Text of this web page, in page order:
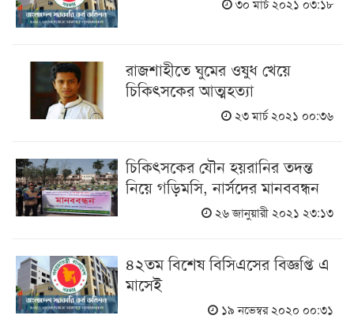
৩০ মার্চ ২০২১ ০৩:১৮
রাজশাহীতে ঘুমের ওষুধ খেয়ে
চিকিৎসকের আত্মহত্যা
২৩ মার্চ ২০২১ ০০:৩৬
চিকিৎসকের যৌন হয়রানির তদন্ত
নিয়ে গড়িমসি, নার্সদের মানববন্ধন
২৬ জানুয়ারী ২০২১ ২৩:১৩
৪২তম বিশেষ বিসিএসের বিজ্ঞপ্তি এ
মাসেই
১৯ নভেম্বর ২০২০ ০০:৩১